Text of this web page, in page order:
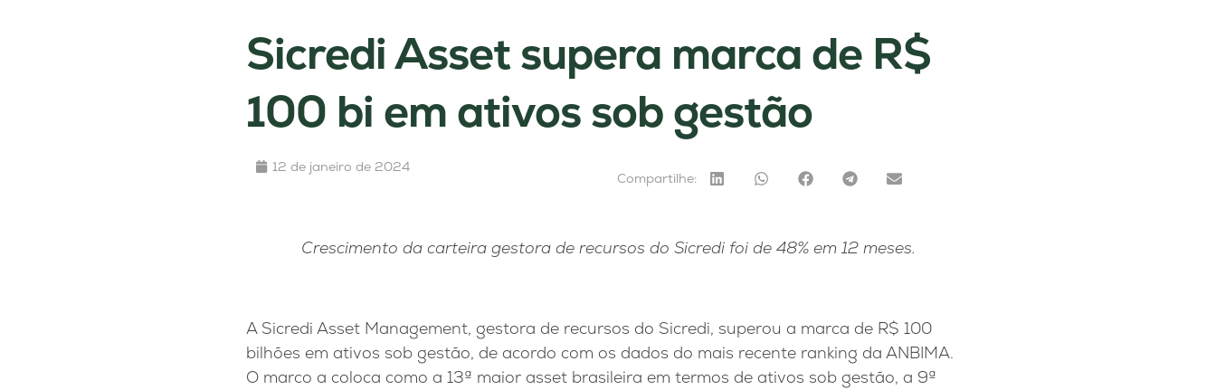
Sicredi Asset supera marca de R$
100 bi em ativos sob gestão
12 de janeiro de 2024
Compartilhe:
Crescimento da carteira gestora de recursos do Sicredi foi de 48% em 12 meses.
A Sicredi Asset Management, gestora de recursos do Sicredi, superou a marca de R$ 100
bilhões em ativos sob gestão, de acordo com os dados do mais recente ranking da ANBIMA.
O marco a coloca como a 13ª maior asset brasileira em termos de ativos sob gestão, a 9ª